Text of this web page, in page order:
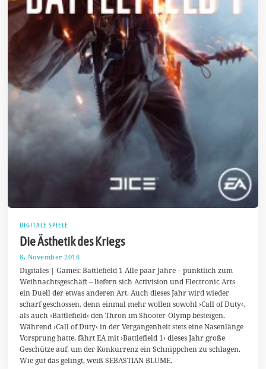
DIGITALE SPIELE
Die Ästhetik des Kriegs
8. November 2016
1
.
N
o
e
m
b
e
r
2
0
Digitales | Games: Battlefield 1 Alle paar Jahre – pünktlich zum
Weihnachtsgeschäft – liefern sich Activision und Electronic Arts
ein Duell der etwas anderen Art. Auch dieses Jahr wird wieder
scharf geschossen, denn einmal mehr wollen sowohl ›Call of Duty‹,
als auch ›Battlefield‹ den Thron im Shooter-Olymp besteigen.
Während ›Call of Duty‹ in der Vergangenheit stets eine Nasenlänge
Vorsprung hatte, fährt EA mit ›Battlefield 1‹ dieses Jahr große
Geschütze auf, um der Konkurrenz ein Schnippchen zu schlagen.
Wie gut das gelingt, weiß SEBASTIAN BLUME.